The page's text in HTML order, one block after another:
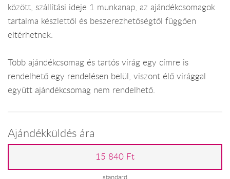
között, szállítási ideje 1 munkanap, az ajándékcsomagok
tartalma készlettől és beszerezhetőségtől függően
eltérhetnek.
Több ajándékcsomag és tartós virág egy címre is
rendelhető egy rendelésen belül, viszont élő virággal
együtt ajándékcsomag nem rendelhető.
Ajándékküldés ára
15 840 Ft
standard